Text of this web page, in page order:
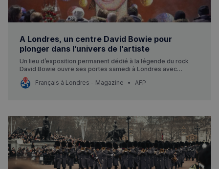
A Londres, un centre David Bowie pour
plonger dans l’univers de l’artiste
Un lieu d’exposition permanent dédié à la légende du rock
David Bowie ouvre ses portes samedi à Londres avec
l’ambition d’éclairer la vie et l’œuvre de l’artiste décédé en
2016. Français à Londres - Magazine AFP